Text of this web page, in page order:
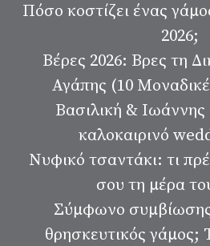
Πόσο κοστίζει ένας
2026;
Βέρες 2026: Βρες τη
Αγάπης (10
Βασιλική &
καλοκαιρινό
Νυφικό τσαντάκι: τι
σου τη μέρα
Σύμφωνο
θρησκευτικός γάμος;